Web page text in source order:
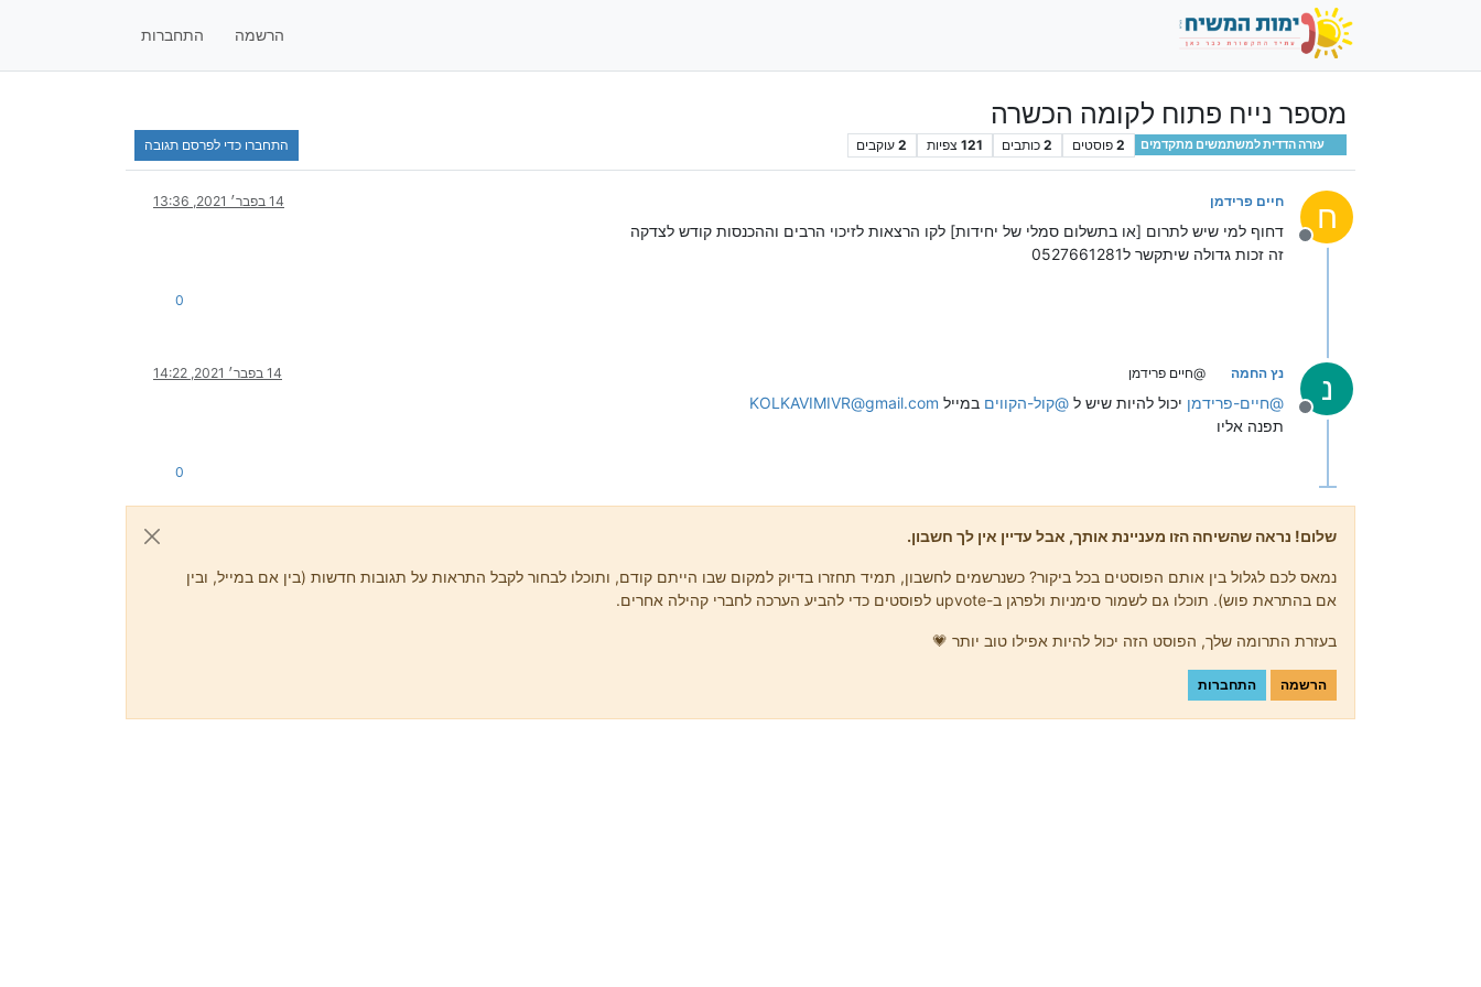
הרשמה התחברות
מספר נייח פתוח לקומה הכשרה
עזרה הדדית למשתמשים מתקדמים 2 פוסטים 2 כותבים 121 צפיות 2 עוקבים התחברו כדי לפרסם תגובה
ח
מנותק
חיים פרידמן 14 בפבר׳ 2021, 13:36
דחוף למי שיש לתרום [או בתשלום סמלי של יחידות] לקו הרצאות לזיכוי הרבים וההכנסות קודש לצדקה
זה זכות גדולה שיתקשר ל0527661281
0
נ
מנותק
נץ החמה @חיים פרידמן 14 בפבר׳ 2021, 14:22
@חיים-פרידמן יכול להיות שיש ל @קול-הקווים במייל KOLKAVIMIVR@gmail.com
תפנה אליו
0
שלום! נראה שהשיחה הזו מעניינת אותך, אבל עדיין אין לך חשבון.
נמאס לכם לגלול בין אותם הפוסטים בכל ביקור? כשנרשמים לחשבון, תמיד תחזרו בדיוק למקום שבו הייתם קודם, ותוכלו לבחור לקבל התראות על תגובות חדשות (בין אם במייל, ובין
אם בהתראת פוש). תוכלו גם לשמור סימניות ולפרגן ב-upvote לפוסטים כדי להביע הערכה לחברי קהילה אחרים.
בעזרת התרומה שלך, הפוסט הזה יכול להיות אפילו טוב יותר 💗
הרשמה התחברות